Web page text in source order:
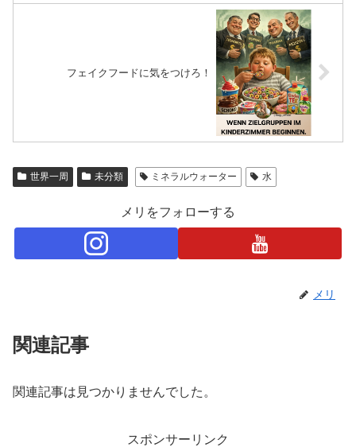
フェイクフードに気をつけろ！
世界一周 未分類 ミネラルウォーター 水
メリをフォローする
メリ
関連記事
関連記事は見つかりませんでした。
スポンサーリンク